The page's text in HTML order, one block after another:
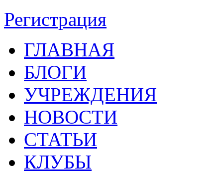
Регистрация
ГЛАВНАЯ
БЛОГИ
УЧРЕЖДЕНИЯ
НОВОСТИ
СТАТЬИ
КЛУБЫ